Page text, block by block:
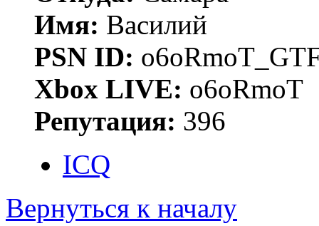
Имя: Василий
PSN ID:
Xbox LIVE: o6oRmoT
Репутация: 396
ICQ
Вернуться к началу